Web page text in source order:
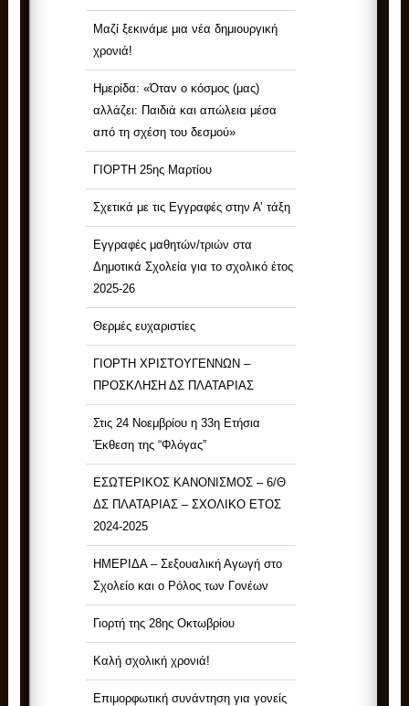
Μαζί ξεκινάμε μια νέα δημιουργική
χρονιά!
Ημερίδα: «Όταν ο κόσμος (μας)
αλλάζει: Παιδιά και απώλεια μέσα
από τη σχέση του δεσμού»
ΓΙΟΡΤΗ 25ης Μαρτίου
Σχετικά με τις Εγγραφές στην Α’ τάξη
Εγγραφές μαθητών/τριών στα
Δημοτικά Σχολεία για το σχολικό έτος
2025-26
Θερμές ευχαριστίες
ΓΙΟΡΤΗ ΧΡΙΣΤΟΥΓΕΝΝΩΝ –
ΠΡΟΣΚΛΗΣΗ ΔΣ ΠΛΑΤΑΡΙΑΣ
Στις 24 Νοεμβρίου η 33η Ετήσια
Έκθεση της “Φλόγας”
ΕΣΩΤΕΡΙΚΟΣ ΚΑΝΟΝΙΣΜΟΣ – 6/Θ
ΔΣ ΠΛΑΤΑΡΙΑΣ – ΣΧΟΛΙΚΟ ΕΤΟΣ
2024-2025
ΗΜΕΡΙΔΑ – Σεξουαλική Αγωγή στο
Σχολείο και ο Ρόλος των Γονέων
Γιορτή της 28ης Οκτωβρίου
Καλή σχολική χρονιά!
Επιμορφωτική συνάντηση για γονείς